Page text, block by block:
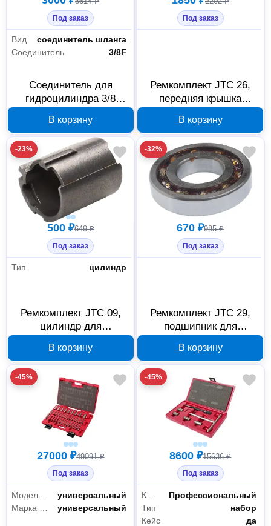
Расходные материалы 34
Для инструмента
Для ручного инструмента 5
Автосервисное оборудование
Сервисно-гаражный инструмент
Ручной инструмент
Автомобильный инструмент
Зажимной инструмент 1
Под заказ
Вид
соединитель шланга
Соединитель
3/8F
Соединитель для
гидроцилиндра 3/8
В корзину
Под заказ
Ремкомплект JTC 26,
передняя крышка
307591
В корзину
-23%
500 ₽649 ₽
Под заказ
Тип цилиндр
Ремкомплект JTC 09,
цилиндр для
шлифовальной
машинки 3823, 307521
В корзину
-32%
670 ₽985 ₽
Под заказ
Ремкомплект JTC 29,
подшипник для
5303-29 489233
В корзину
-45%
27000 ₽49091 ₽
Под заказ
универсальный
универсальный
-45%
8600 ₽15636 ₽
Под заказ
Класс товара
Профессиональный
Тип
набор
Кейс
да